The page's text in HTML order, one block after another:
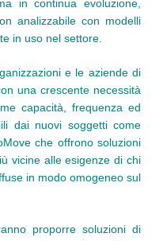
in continua evoluzione,
analizzabile con modelli
in uso nel settore.
e le aziende di
una crescente necessità
capacità, frequenza ed
dai nuovi soggetti come
che offrono soluzioni
vicine alle esigenze di chi
in modo omogeneo sul
proporre soluzioni di